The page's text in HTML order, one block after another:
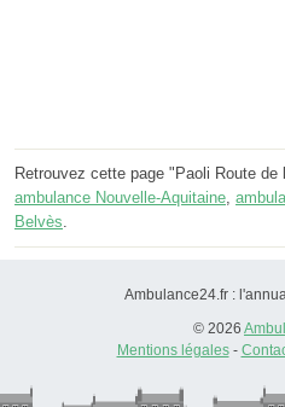
Retrouvez cette page "Paoli Route
ambulance Nouvelle-Aquitaine,
Belvès.
Ambulance24.fr :
© 2026
Mentions légales-